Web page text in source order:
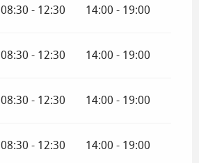
08:30 - 12:30 14:00 - 19:00
08:30 - 12:30 14:00 - 19:00
08:30 - 12:30 14:00 - 19:00
08:30 - 12:30 14:00 - 19:00